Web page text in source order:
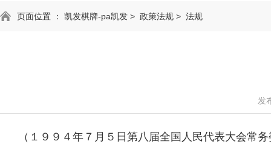
页面位置 ： 凯发棋牌-pa凯发 > 政策法规 > 法规
发
（１９９４年７月５日第八届全国人民代表大会